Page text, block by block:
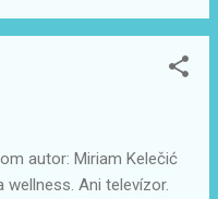
autor: Miriam Kelečić
Ani televízor.